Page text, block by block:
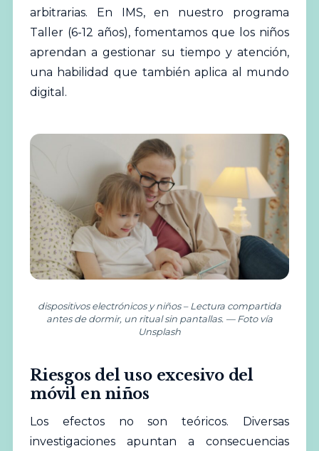
arbitrarias. En IMS, en nuestro programa
Taller (6-12 años), fomentamos que los niños
aprendan a gestionar su tiempo y atención,
una habilidad que también aplica al mundo
digital.
dispositivos electrónicos y niños – Lectura compartida
antes de dormir, un ritual sin pantallas. — Foto vía
Unsplash
Riesgos del uso excesivo del
móvil en niños
Los efectos no son teóricos. Diversas
investigaciones apuntan a consecuencias